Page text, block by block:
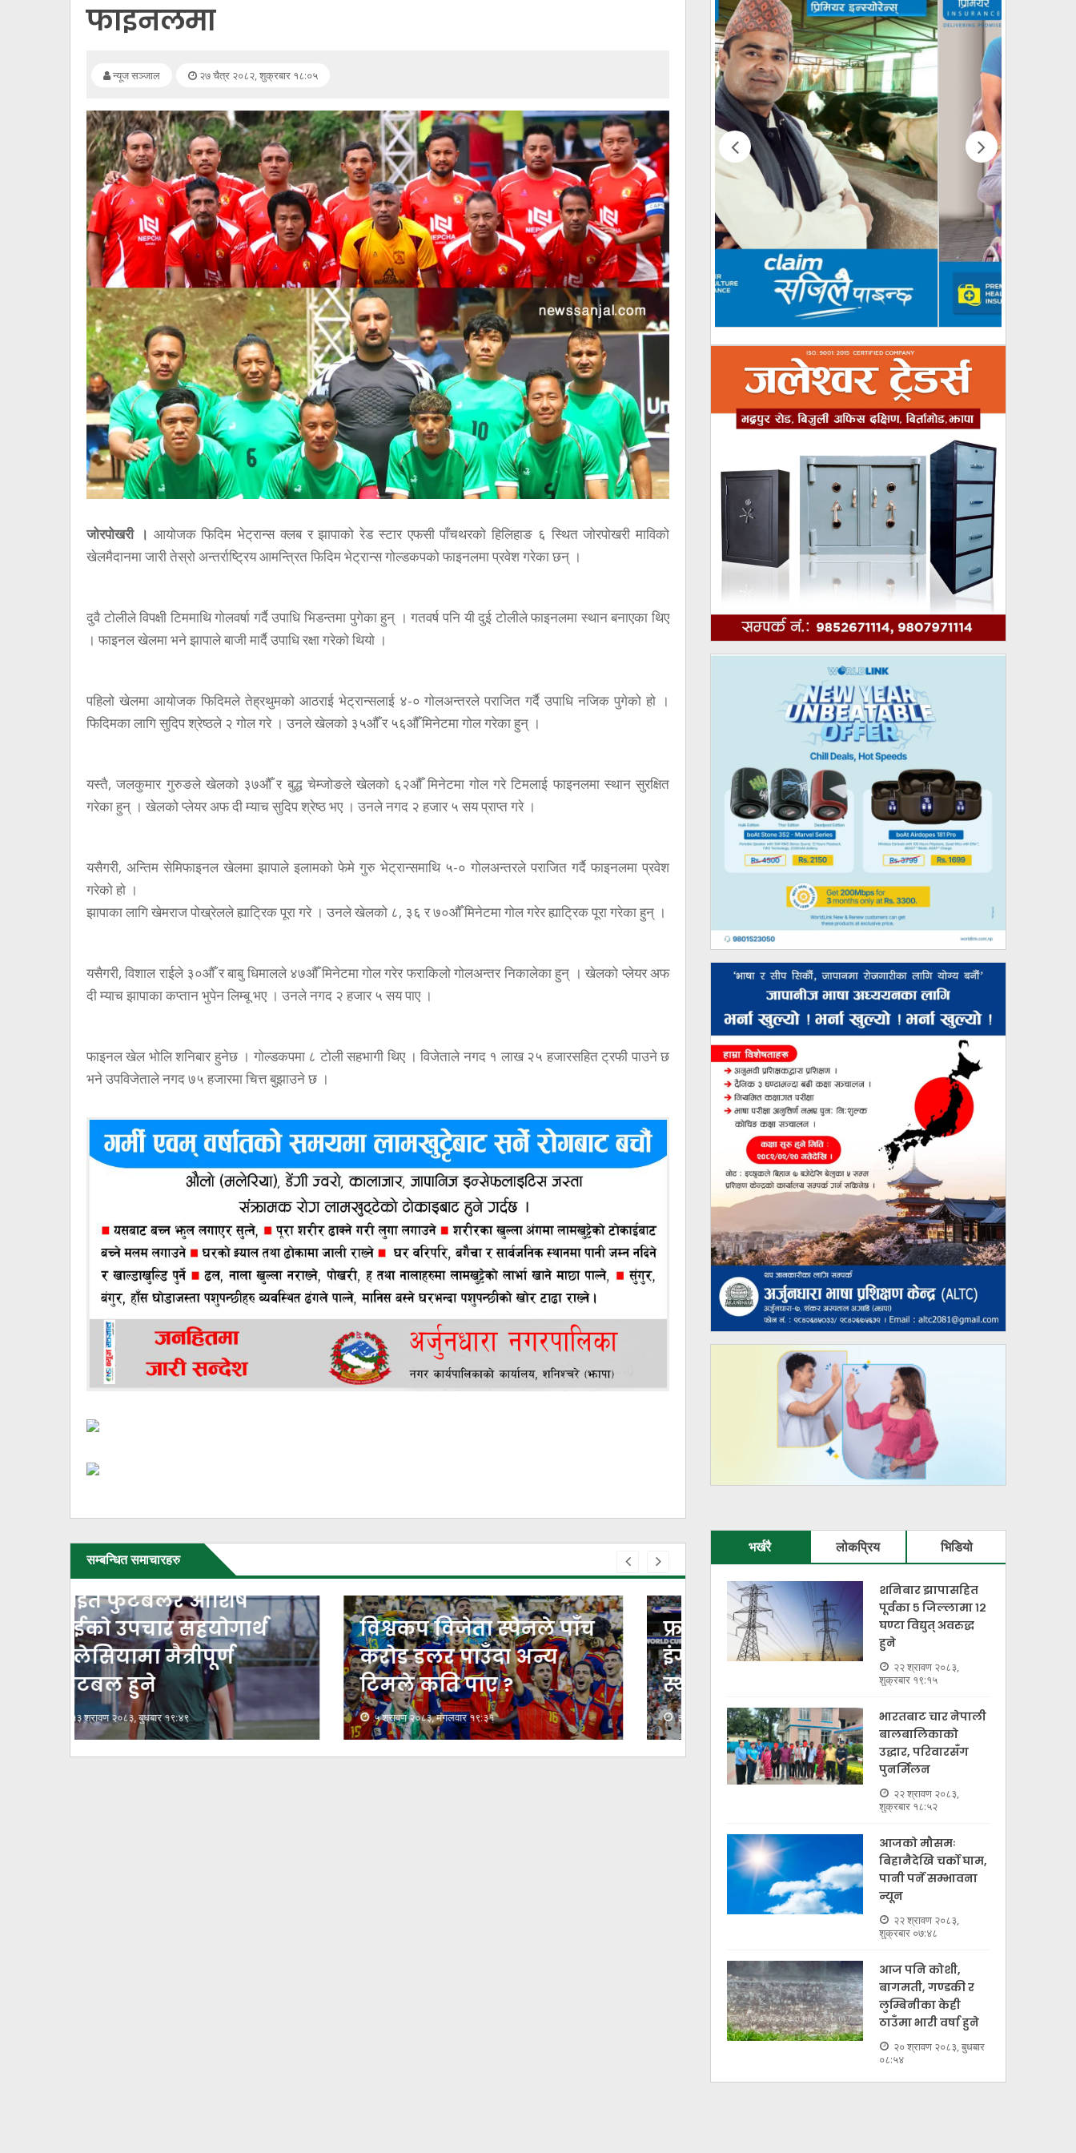
फाइनलमा
न्यूज सञ्जाल २७ चैत्र २०८२, शुक्रबार १८:०५
जोरपोखरी । आयोजक फिदिम भेट्रान्स क्लब र झापाको रेड स्टार एफसी पाँचथरको हिलिहाङ ६ स्थित जोरपोखरी माविको
खेलमैदानमा जारी तेस्रो अन्तर्राष्ट्रिय आमन्त्रित फिदिम भेट्रान्स गोल्डकपको फाइनलमा प्रवेश गरेका छन् ।
दुवै टोलीले विपक्षी टिममाथि गोलवर्षा गर्दै उपाधि भिडन्तमा पुगेका हुन् । गतवर्ष पनि यी दुई टोलीले फाइनलमा स्थान बनाएका थिए
। फाइनल खेलमा भने झापाले बाजी मार्दै उपाधि रक्षा गरेको थियो ।
पहिलो खेलमा आयोजक फिदिमले तेह्रथुमको आठराई भेट्रान्सलाई ४-० गोलअन्तरले पराजित गर्दै उपाधि नजिक पुगेको हो ।
फिदिमका लागि सुदिप श्रेष्ठले २ गोल गरे । उनले खेलको ३५औँ र ५६औँ मिनेटमा गोल गरेका हुन् ।
यस्तै, जलकुमार गुरुङले खेलको ३७औँ र बुद्ध चेम्जोङले खेलको ६२औँ मिनेटमा गोल गरे टिमलाई फाइनलमा स्थान सुरक्षित
गरेका हुन् । खेलको प्लेयर अफ दी म्याच सुदिप श्रेष्ठ भए । उनले नगद २ हजार ५ सय प्राप्त गरे ।
यसैगरी, अन्तिम सेमिफाइनल खेलमा झापाले इलामको फेमे गुरु भेट्रान्समाथि ५-० गोलअन्तरले पराजित गर्दै फाइनलमा प्रवेश
गरेको हो ।
झापाका लागि खेमराज पोख्रेलले ह्याट्रिक पूरा गरे । उनले खेलको ८, ३६ र ७०औँ मिनेटमा गोल गरेर ह्याट्रिक पूरा गरेका हुन् ।
यसैगरी, विशाल राईले ३०औँ र बाबु धिमालले ४७औँ मिनेटमा गोल गरेर फराकिलो गोलअन्तर निकालेका हुन् । खेलको प्लेयर अफ
दी म्याच झापाका कप्तान भुपेन लिम्बू भए । उनले नगद २ हजार ५ सय पाए ।
फाइनल खेल भोलि शनिबार हुनेछ । गोल्डकपमा ८ टोली सहभागी थिए । विजेताले नगद १ लाख २५ हजारसहित ट्रफी पाउने छ
भने उपविजेताले नगद ७५ हजारमा चित्त बुझाउने छ ।
सम्बन्धित समाचारहरु
विश्वकप विजेता स्पेनले पाँच
करोड डलर पाउँदा अन्य
टिमले कति पाए ?
५ श्रावण २०८३, मंगलवार १९:३१
फ्रान्सलाई पराजित गर्दै
इंग्ल्यान्ड विश्वकपमा तेस्रो
स्थानमा
३ श्रावण २०८३, आईतवार ०८:२३
अर्जुनधारामा फुटबलर
देवेन्द्रसँगै पाँच विधाका
खेलाडीलाई नगदसहित
२९ असार २०८३, सोमबार १८:५६
भर्खरै लोकप्रिय भिडियो
शनिबार झापासहित
पूर्वका ५ जिल्लामा १२
घण्टा विद्युत् अवरुद्ध
हुने
२२ श्रावण २०८३,
शुक्रबार १९:१५
भारतबाट चार नेपाली
बालबालिकाको
उद्धार, परिवारसँग
पुनर्मिलन
२२ श्रावण २०८३,
शुक्रबार १८:५२
आजको मौसमः
बिहानैदेखि चर्को घाम,
पानी पर्ने सम्भावना
न्यून
२२ श्रावण २०८३,
शुक्रबार ०७:४८
आज पनि कोशी,
बागमती, गण्डकी र
लुम्बिनीका केही
ठाउँमा भारी वर्षा हुने
२० श्रावण २०८३, बुधबार
०८:५४